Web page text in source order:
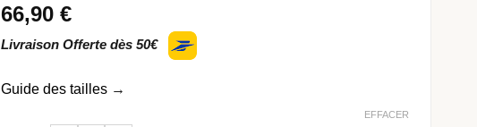
66,90€
Livraison Offerte dès 50€
Guide des tailles →
EFFACER